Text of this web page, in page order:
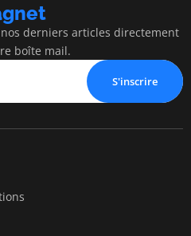
derniers articles directement
boîte mail.
S'inscrire